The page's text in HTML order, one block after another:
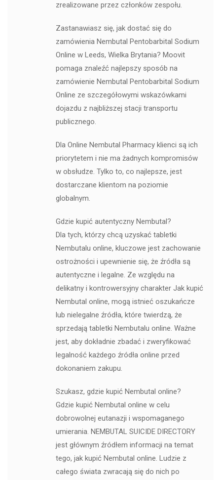
zrealizowane przez członków zespołu.
Zastanawiasz się, jak dostać się do
zamówienia Nembutal Pentobarbital Sodium
Online w Leeds, Wielka Brytania? Moovit
pomaga znaleźć najlepszy sposób na
zamówienie Nembutal Pentobarbital Sodium
Online ze szczegółowymi wskazówkami
dojazdu z najbliższej stacji transportu
publicznego.
Dla Online Nembutal Pharmacy klienci są ich
priorytetem i nie ma żadnych kompromisów
w obsłudze. Tylko to, co najlepsze, jest
dostarczane klientom na poziomie
globalnym.
Gdzie kupić autentyczny Nembutal?
Dla tych, którzy chcą uzyskać tabletki
Nembutalu online, kluczowe jest zachowanie
ostrożności i upewnienie się, że źródła są
autentyczne i legalne. Ze względu na
delikatny i kontrowersyjny charakter Jak kupić
Nembutal online, mogą istnieć oszukańcze
lub nielegalne źródła, które twierdzą, że
sprzedają tabletki Nembutalu online. Ważne
jest, aby dokładnie zbadać i zweryfikować
legalność każdego źródła online przed
dokonaniem zakupu.
Szukasz, gdzie kupić Nembutal online?
Gdzie kupić Nembutal online w celu
dobrowolnej eutanazji i wspomaganego
umierania. NEMBUTAL SUICIDE DIRECTORY
jest głównym źródłem informacji na temat
tego, jak kupić Nembutal online. Ludzie z
całego świata zwracają się do nich po